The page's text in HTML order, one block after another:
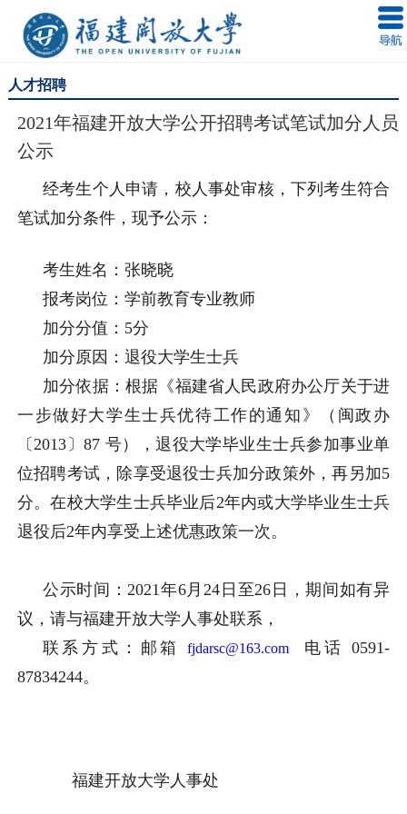
人才招聘
2021年福建开放大学公开招聘考试笔试加分人员
公示
经考生个人申请，校人事处审核，下列考生符合
笔试加分条件，现予公示：
考生姓名：张晓晓
报考岗位：学前教育专业教师
加分分值：5分
加分原因：退役大学生士兵
加分依据： 根据《福建省人民政府办公厅关于进
一步做好大学生士兵优待工作的通知》（闽政办
〔2013〕87 号），退役大学毕业生士兵参加事业单
位招聘考试，除享受退役士兵加分政策外，再另加5
分。在校大学生士兵毕业后2年内或大学毕业生士兵
退役后2年内享受上述优惠政策一次。
公示时间：2021年6月24日至26日，期间如有异
议，请与福建开放大学人事处联系，
联系方式：邮箱fjdarsc@163.com
电话 0591-
87834244。
福建开放大学人事处